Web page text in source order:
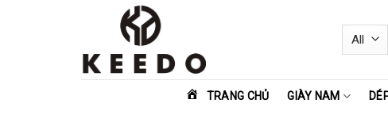
TRANG CHỦ GIÀY NAM